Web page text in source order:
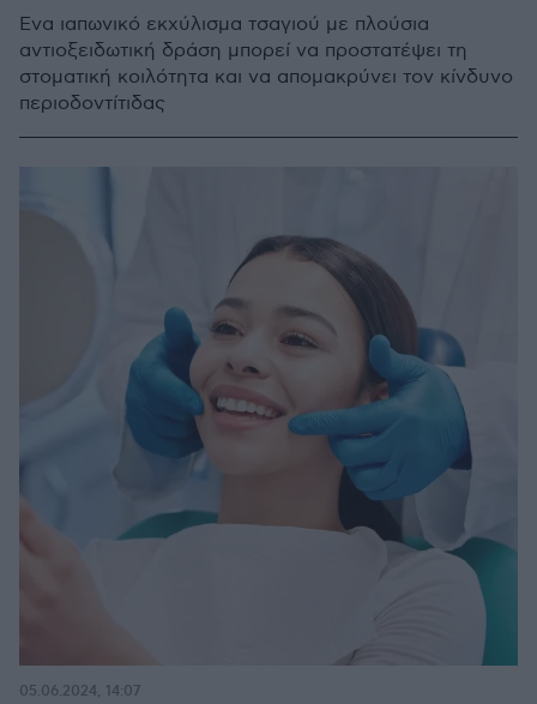
Ένα ιαπωνικό εκχύλισμα τσαγιού με πλούσια
αντιοξειδωτική δράση μπορεί να προστατέψει τη
στοματική κοιλότητα και να απομακρύνει τον κίνδυνο
περιοδοντίτιδας
05.06.2024, 14:07